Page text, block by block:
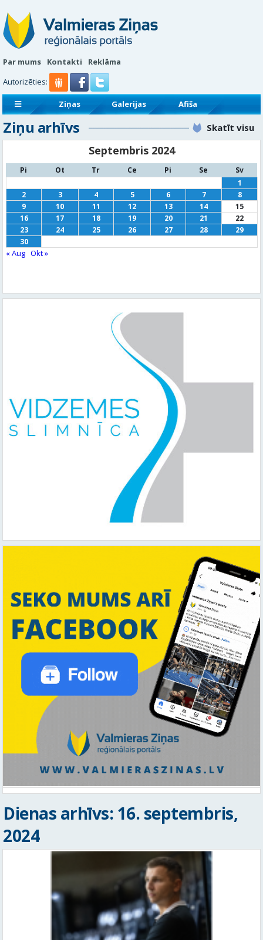
Par mums Kontakti
Reklāma
Autorizēties:
Ziņas Galerijas
Afiša
Sludinājumi
Reklāmraksti
Ziņu arhīvs Skatīt visu
Septembris 2024
Pi Ot Tr Ce Pi Se
Sv
1
2
3 4 5 6 7
8
9
10 11 12 13 14
15
16
17 18 19 20 21
22
23
24 25 26 27 28
29
30
« Aug Okt »
Dienas arhīvs: 16. septembris,
2024